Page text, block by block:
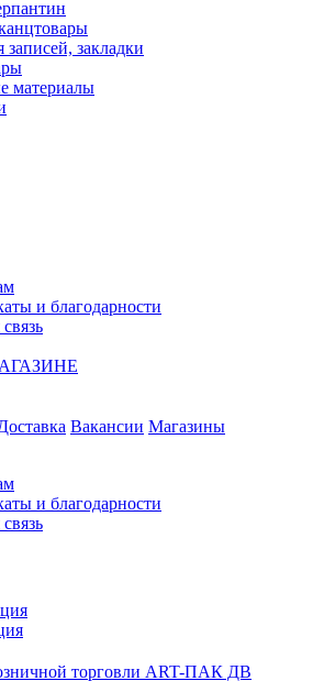
записей, закладки
материалы
и благодарности
Вакансии Магазины
и благодарности